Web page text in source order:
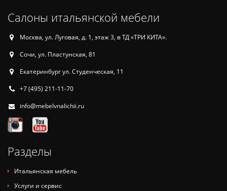
Салоны итальянской мебели
Москва, ул. Луговая, д. 1, этаж 3, в ТД «ТРИ КИТА».
Сочи, ул. Пластунская, 81
Екатеринбург ул. Студенческая, 11
+7 (495) 211-11-70
info@mebelvnalichii.ru
Разделы
Итальянская мебель
Услуги и сервис